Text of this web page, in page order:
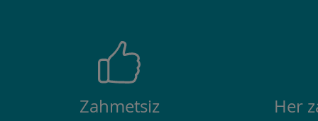
Zahmetsiz
Her